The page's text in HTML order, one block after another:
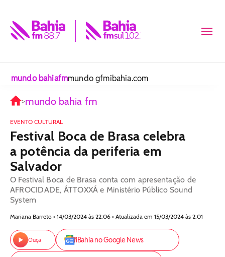
mundo bahiafmmundo gfmibahia.com
>mundo bahia fm
EVENTO CULTURAL
Festival Boca de Brasa celebra
a potência da periferia em
Salvador
O Festival Boca de Brasa conta com apresentação de
AFROCIDADE, ÁTTOXXÁ e Ministério Público Sound
System
Mariana Barreto • 14/03/2024 às 22:06 • Atualizada em 15/03/2024 às 2:01
Ouça iBahia no Google News